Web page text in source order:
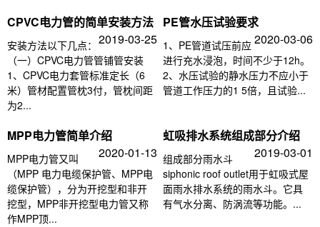
CPVC电力管的简单安装方法
2019-03-25
安装方法以下几点：
（一）CPVC电力管管铺管安装
1、CPVC电力套管标准定长（6
米）管材配置管枕3付，管枕间距
为2...
PE管水压试验要求
2020-03-06
1、PE管道试压前应
进行充水浸泡，时间不少于12h。
2、水压试验的静水压力不应小于
管道工作压力的1 5倍，且试验...
MPP电力管简单介绍
2020-01-13
MPP电力管又叫
（MPP 电力电缆保护管、MPP电
缆保护管），分为开挖型和非开
挖型，MPP非开挖型电力管又称
作MPP顶...
虹吸排水系统组成部分介绍
2019-03-01
组成部分雨水斗
siphonic roof outlet用于虹吸式屋
面雨水排水系统的雨水斗。它具
有气水分离、防涡流等功能。...